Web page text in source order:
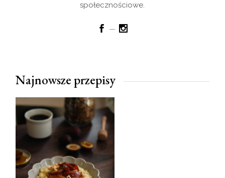
społecznościowe.
Najnowsze przepisy